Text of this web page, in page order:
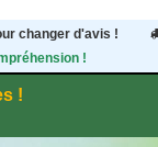
changer d'avis !
!
!